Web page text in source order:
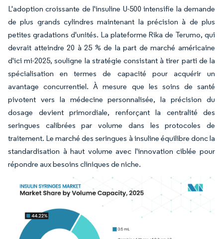
L'adoption croissante de l'insuline U-500 intensifie la demande
de plus grands cylindres maintenant la précision à de plus
petites gradations d'unités. La plateforme Rika de Terumo, qui
devrait atteindre 20 à 25 % de la part de marché américaine
d'ici mi-2025, souligne la stratégie consistant à tirer parti de la
spécialisation en termes de capacité pour acquérir un
avantage concurrentiel. À mesure que les soins de santé
pivotent vers la médecine personnalisée, la précision du
dosage devient primordiale, renforçant la centralité des
seringues calibrées par volume dans les protocoles de
traitement. Le marché des seringues à insuline équilibre donc la
standardisation à haut volume avec l'innovation ciblée pour
répondre aux besoins cliniques de niche.